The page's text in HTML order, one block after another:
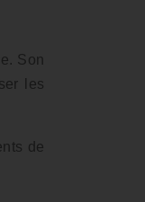
Son
les
de